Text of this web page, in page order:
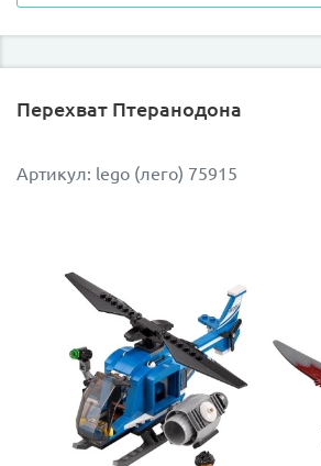
нему всё ближе, поэтому мешкать
Сначала нужно позаботиться о
вот появится малыш. А затем
испортить всю спасательную
Из деталей набора Лего 75926 Вы
украшенный логотипом парка
работы в условиях бездорожья
прочной радиаторной решёткой,
бампером и системой освещения.
Центральную часть машины
кабина с тонированным лобовым
открывающимися дверцами,
Перехват Птеранодона
Артикул: lego (лего) 75915